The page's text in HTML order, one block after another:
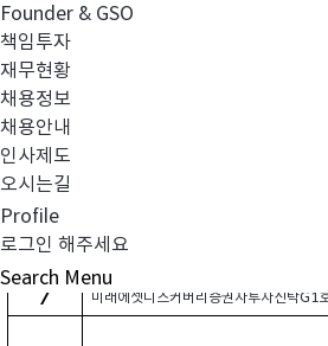
Founder & GSO
책임투자
재무현황
채용정보
채용안내
인사제도
오시는길
Profile
로그인 해주세요
Search Menu
3
4
5
6 미래에셋다이와일본밸류중소형증권자
7 미래에셋디스커버리증권자투자신탁G1